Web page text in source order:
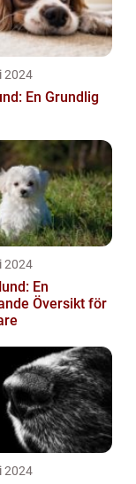
2024
En Grundlig
2024
En
Översikt för
2024